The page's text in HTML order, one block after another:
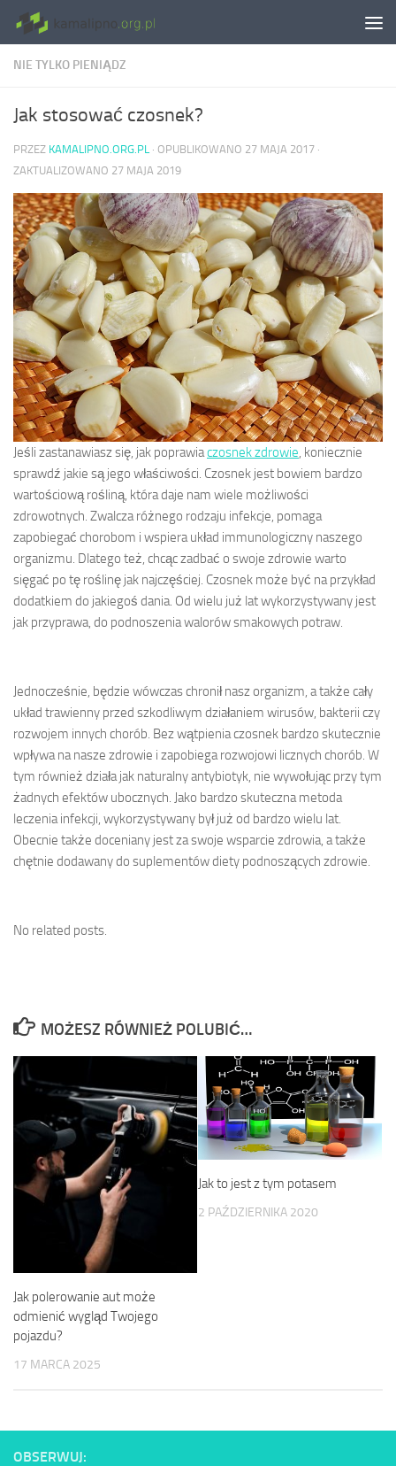
Skip to content
NIE TYLKO PIENIĄDZ
Jak stosować czosnek?
PRZEZ KAMALIPNO.ORG.PL · OPUBLIKOWANO 27 MAJA 2017 ·
ZAKTUALIZOWANO 27 MAJA 2019
Jeśli zastanawiasz się, jak poprawiaczosnek zdrowie, koniecznie
sprawdź jakie są jego właściwości. Czosnek jest bowiem bardzo
wartościową rośliną, która daje nam wiele możliwości
zdrowotnych. Zwalcza różnego rodzaju infekcje, pomaga
zapobiegać chorobom i wspiera układ immunologiczny naszego
organizmu. Dlatego też, chcąc zadbać o swoje zdrowie warto
sięgać po tę roślinę jak najczęściej. Czosnek może być na przykład
dodatkiem do jakiegoś dania. Od wielu już lat wykorzystywany jest
jak przyprawa, do podnoszenia walorów smakowych potraw.
Jednocześnie, będzie wówczas chronił nasz organizm, a także cały
układ trawienny przed szkodliwym działaniem wirusów, bakterii czy
rozwojem innych chorób. Bez wątpienia czosnek bardzo skutecznie
wpływa na nasze zdrowie i zapobiega rozwojowi licznych chorób. W
tym również działa jak naturalny antybiotyk, nie wywołując przy tym
żadnych efektów ubocznych. Jako bardzo skuteczna metoda
leczenia infekcji, wykorzystywany był już od bardzo wielu lat.
Obecnie także doceniany jest za swoje wsparcie zdrowia, a także
chętnie dodawany do suplementów diety podnoszących zdrowie.
No related posts.
MOŻESZ RÓWNIEŻ POLUBIĆ…
Jak polerowanie aut może
odmienić wygląd Twojego
pojazdu?
17 MARCA 2025
Jak to jest z tym potasem
2 PAŹDZIERNIKA 2020
OBSERWUJ: